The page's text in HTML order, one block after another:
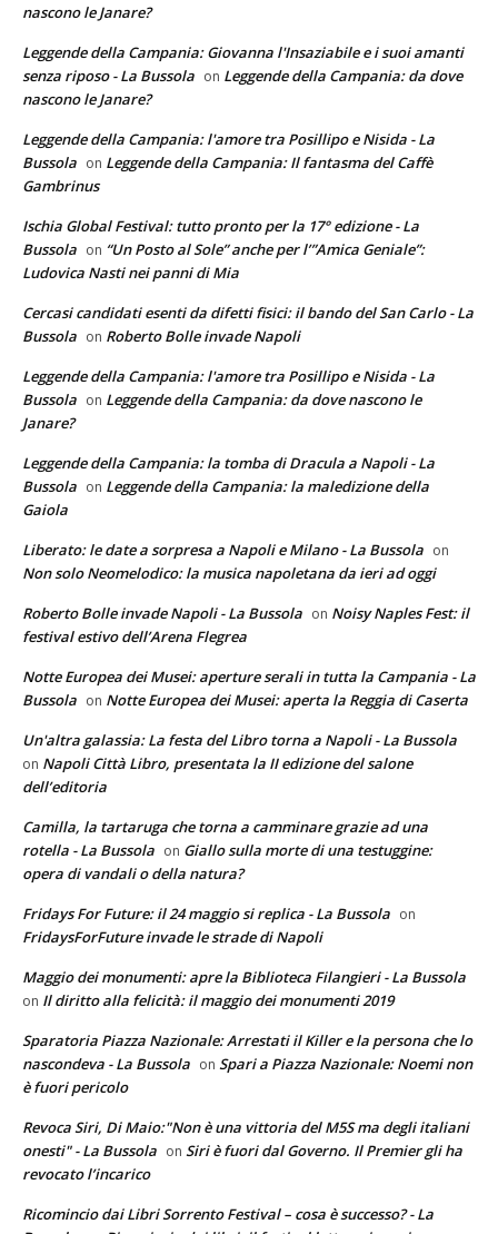
nascono le Janare?
Leggende della Campania: Giovanna l'Insaziabile e i suoi amanti
senza riposo - La Bussola on Leggende della Campania: da dove
nascono le Janare?
Leggende della Campania: l'amore tra Posillipo e Nisida - La
Bussola on Leggende della Campania: Il fantasma del Caffè
Gambrinus
Ischia Global Festival: tutto pronto per la 17° edizione - La
Bussola on “Un Posto al Sole” anche per l’”Amica Geniale”:
Ludovica Nasti nei panni di Mia
Cercasi candidati esenti da difetti fisici: il bando del San Carlo - La
Bussola on Roberto Bolle invade Napoli
Leggende della Campania: l'amore tra Posillipo e Nisida - La
Bussola on Leggende della Campania: da dove nascono le
Janare?
Leggende della Campania: la tomba di Dracula a Napoli - La
Bussola on Leggende della Campania: la maledizione della
Gaiola
Liberato: le date a sorpresa a Napoli e Milano - La Bussola on
Non solo Neomelodico: la musica napoletana da ieri ad oggi
Roberto Bolle invade Napoli - La Bussola on Noisy Naples Fest: il
festival estivo dell’Arena Flegrea
Notte Europea dei Musei: aperture serali in tutta la Campania - La
Bussola on Notte Europea dei Musei: aperta la Reggia di Caserta
Un'altra galassia: La festa del Libro torna a Napoli - La Bussola
on Napoli Città Libro, presentata la II edizione del salone
dell’editoria
Camilla, la tartaruga che torna a camminare grazie ad una
rotella - La Bussola on Giallo sulla morte di una testuggine:
opera di vandali o della natura?
Fridays For Future: il 24 maggio si replica - La Bussola on
FridaysForFuture invade le strade di Napoli
Maggio dei monumenti: apre la Biblioteca Filangieri - La Bussola
on Il diritto alla felicità: il maggio dei monumenti 2019
Sparatoria Piazza Nazionale: Arrestati il Killer e la persona che lo
nascondeva - La Bussola on Spari a Piazza Nazionale: Noemi non
è fuori pericolo
Revoca Siri, Di Maio:"Non è una vittoria del M5S ma degli italiani
onesti" - La Bussola on Siri è fuori dal Governo. Il Premier gli ha
revocato l’incarico
Ricomincio dai Libri Sorrento Festival – cosa è successo? - La